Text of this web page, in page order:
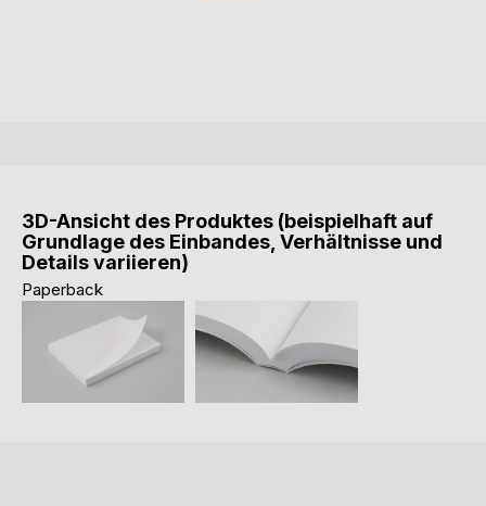
3D-Ansicht des Produktes (beispielhaft auf
Grundlage des Einbandes, Verhältnisse und
Details variieren)
Paperback